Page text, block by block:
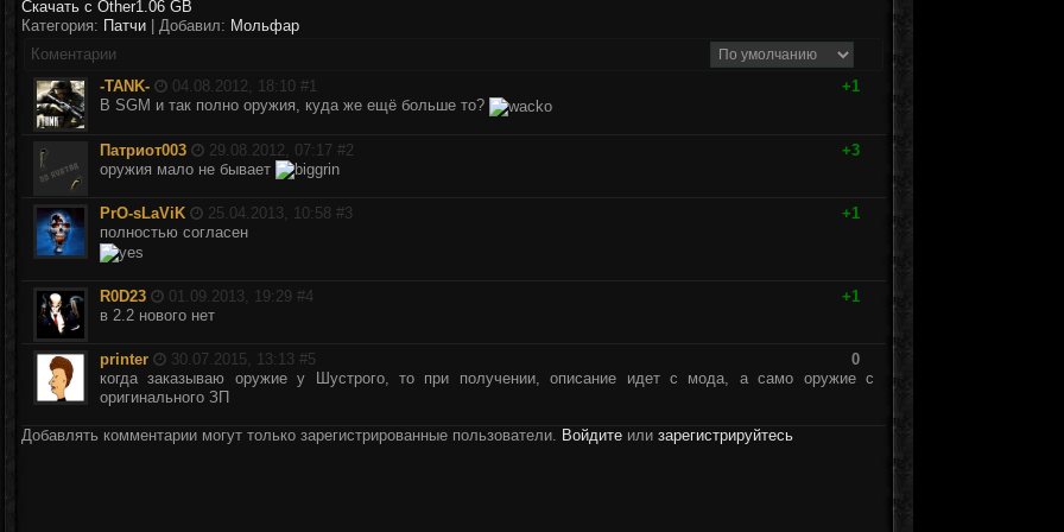
Скачать с Other1.06 GB
Категория: Патчи | Добавил: Мольфар
Коментарии
-TANK-
04.08.2012, 18:10 #1
+1
В SGM и так полно оружия, куда же ещё больше то?
Патриот003 29.08.2012, 07:17 #2
+3
оружия мало не бывает
PrO-sLaViK 25.04.2013, 10:58 #3
+1
полностью согласен
R0D23 01.09.2013, 19:29 #4
+1
в 2.2 нового нет
printer 30.07.2015, 13:13 #5
0
когда заказываю оружие у Шустрого, то при получении, описание идет с мода, а само оружие с
оригинального ЗП
Добавлять комментарии могут только зарегистрированные пользователи. Войдите или зарегистрируйтесь